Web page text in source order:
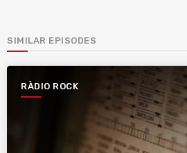
SIMILAR EPISODES
RÀDIO ROCK